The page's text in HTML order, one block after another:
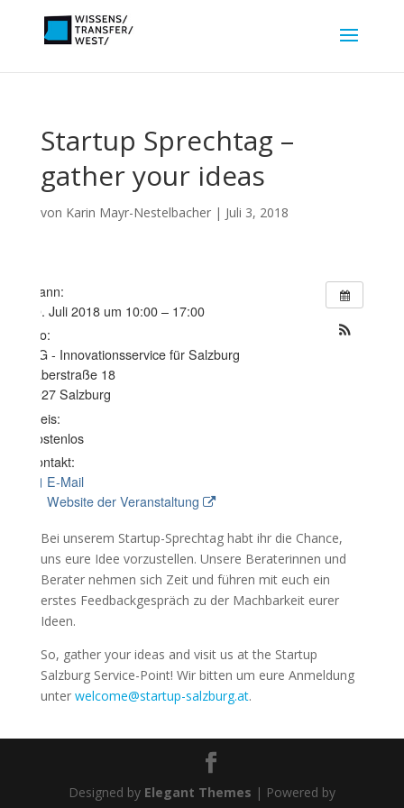
Startup Sprechtag –
gather your ideas
von Karin Mayr-Nestelbacher| Juli 3, 2018
Wann:
10. Juli 2018 um 10:00 – 17:00
Wo:
ITG - Innovationsservice für Salzburg
Faberstraße 18
5027 Salzburg
Preis:
Kostenlos
Kontakt:
E-Mail
Website der Veranstaltung
Bei unserem Startup-Sprechtag habt ihr die Chance,
uns eure Idee vorzustellen. Unsere Beraterinnen und
Berater nehmen sich Zeit und führen mit euch ein
erstes Feedbackgespräch zu der Machbarkeit eurer
Ideen.
So, gather your ideas and visit us at the Startup
Salzburg Service-Point! Wir bitten um eure Anmeldung
unter welcome@startup-salzburg.at.
Designed by Elegant Themes | Powered by